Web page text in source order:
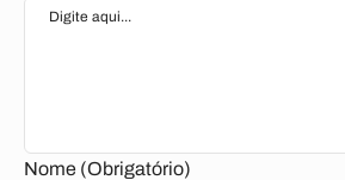
Nome (Obrigatório)